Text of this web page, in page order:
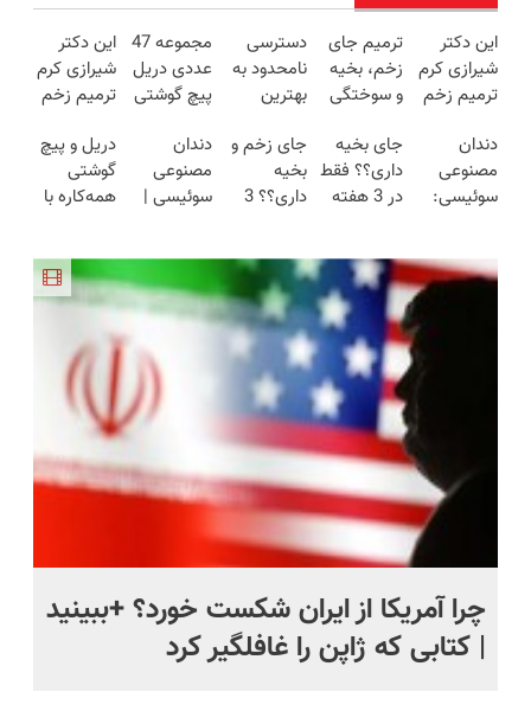
این دکتر
شیرازی کرم
ترمیم زخم
ساخت!!!
ترمیم جای
زخم، بخیه
و سوختگی
هفته!!😍
دسترسی
نامحدود به
بهترین
روز کنکور
مجموعه 47
عددی دریل
پیچ گوشتی
(تخفیف به
مدت
محدود)
این دکتر
شیرازی کرم
ترمیم زخم
ساخت!!!
دندان
مصنوعی
سوئیسی:
اروپا، سبک
جای بخیه
داری؟؟ فقط
در 3 هفته
جای زخم و
بخیه
داری؟؟ 3
دندان
مصنوعی
سوئیسی |
ویزیت
رایگان+پرداخت
اقساطی😍
دریل و پیچ
گوشتی
همه‌کاره با
(نصف
قیمت بازار
🔥)
چرا آمریکا از ایران شکست خورد؟ +ببینید
| کتابی که ژاپن را غافلگیر کرد